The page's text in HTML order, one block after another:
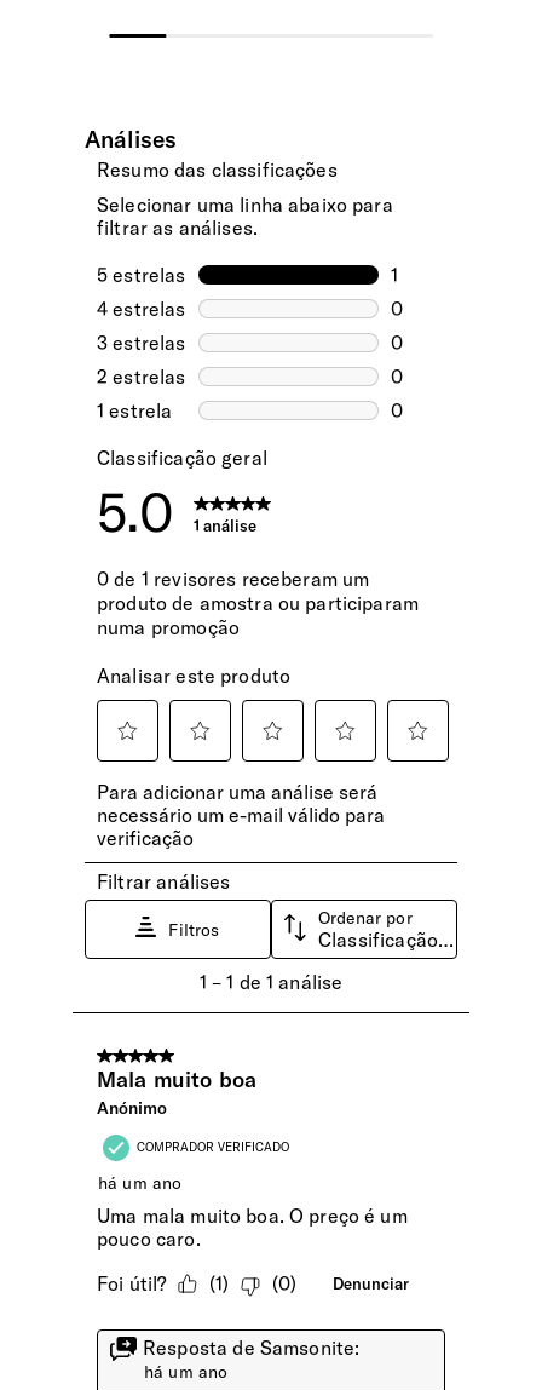
62767-1041
Fecho de Combinação
Com TSA, imprescindível em viagens de/para os EUA!
Transportes (TSA) possui, permite às autoridades controlar
a bagagem sem danificá-la.
Feito com a revolucionária tecnologia Curv® *. Este é um
material resistente ao impacto, leve e reciclável. Curv® é
conhecido pela sua elevada absorção de energia e alto
desempenho a impactos, especialmente a baixas
temperaturas. * Curv® é uma marca registrada nos EUA da
Propex Operating Company, LLC.
Etiqueta de Identificação
Identificador integrada no punho do trolley
Pega Extensível
Com botão que permite o ajuste confortável à altura de
qualquer pessoa
Fecho de Correr
Os puxadores de fecho de correr têm de ser colocados em
camadas uma sobre a outra para fechar a mala usando o
bloqueio TSA.
Pegas de transporte de fácil aderência e levantamento
Rodas lisas e silenciosas, permitem o rolamento 360 ° em
sentidos múltiplos, para uma manobrabilidade fácil.
INTERIOR
Compartimento superior com almofada divisora e fecho de
correr, proporcionando uma melhor organização e
embalagem facilitada
Encomendas pagas até às 15h têm previsão
disponível para levantamento, enviaremos
uma notificação via email.
Expresso Aéreo
(6 a 10 dias úteis)
30.00€
Selecione este método para entrega rápida
nas Ilhas dos Açores e Madeira. A sua
encomenda será expedida via aérea e tem
dias úteis.
Encomendas pagas até às 15h têm previsão
de expedição no mesmo dia útil. Após esta